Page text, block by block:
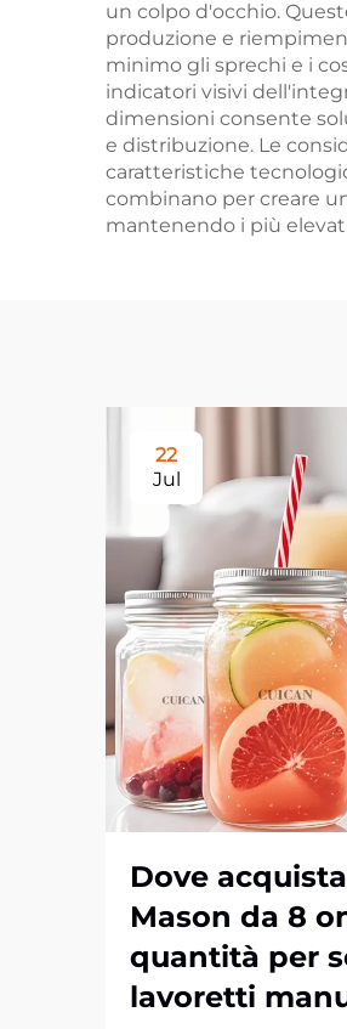
un colpo d'occhio.
produzione e
minimo gli sprechi e i
indicatori visivi
dimensioni consente
e distribuzione. Le
caratteristiche
combinano per creare
mantenendo i più
22
Jul
Dove
Mason da 8
quantità per
lavoretti